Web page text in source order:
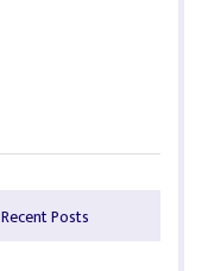
Recent Posts